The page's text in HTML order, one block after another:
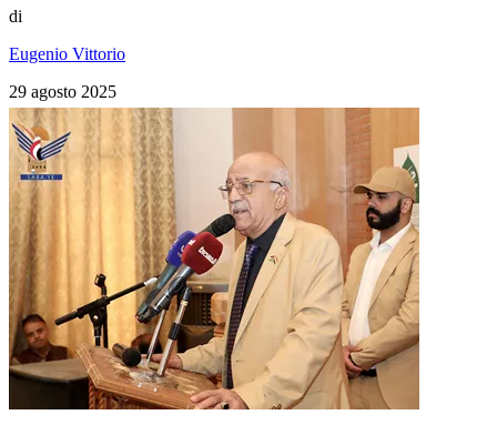
di
Eugenio Vittorio
29 agosto 2025